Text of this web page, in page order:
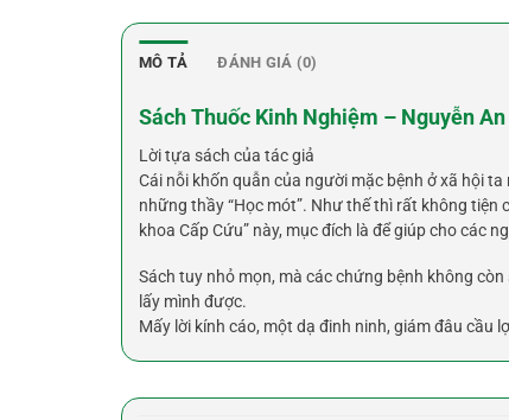
MÔ TẢ ĐÁNH GIÁ (0)
Sách Thuốc Kinh Nghiệm – Nguyễn
Lời tựa sách của tác giả
Cái nỗi khốn quẫn của người mặc bệnh ở xã hội
những thầy “Học mót”. Như thế thì rất không tiện
khoa Cấp Cứu” này, mục đích là để giúp cho các
Sách tuy nhỏ mọn, mà các chứng bệnh không
lấy mình được.
Mấy lời kính cáo, một dạ đinh ninh, giám đâu cầu